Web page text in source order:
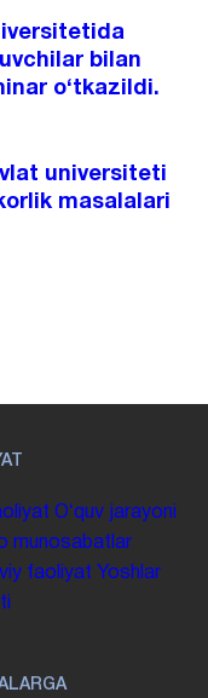
bilan
o‘tkazildi.
universiteti
masalalari
Oʻquv jarayoni
munosabatlar
faoliyat Yoshlar